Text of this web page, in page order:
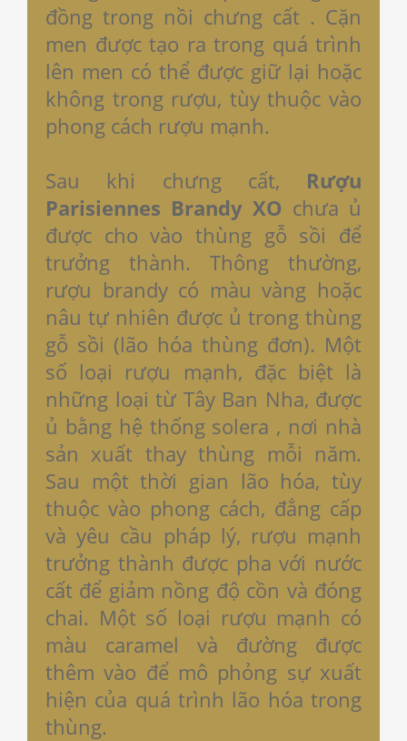
đồng trong nồi chưng cất . Cặn
men được tạo ra trong quá trình
lên men có thể được giữ lại hoặc
không trong rượu, tùy thuộc vào
phong cách rượu mạnh.
Sau khi chưng cất, Rượu
Parisiennes Brandy XO chưa ủ
được cho vào thùng gỗ sồi để
trưởng thành. Thông thường,
rượu brandy có màu vàng hoặc
nâu tự nhiên được ủ trong thùng
gỗ sồi (lão hóa thùng đơn). Một
số loại rượu mạnh, đặc biệt là
những loại từ Tây Ban Nha, được
ủ bằng hệ thống solera , nơi nhà
sản xuất thay thùng mỗi năm.
Sau một thời gian lão hóa, tùy
thuộc vào phong cách, đẳng cấp
và yêu cầu pháp lý, rượu mạnh
trưởng thành được pha với nước
cất để giảm nồng độ cồn và đóng
chai. Một số loại rượu mạnh có
màu caramel và đường được
thêm vào để mô phỏng sự xuất
hiện của quá trình lão hóa trong
thùng.